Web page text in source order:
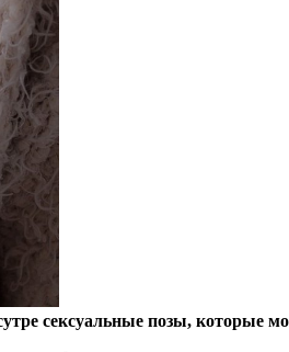
сексуальные позы, которые